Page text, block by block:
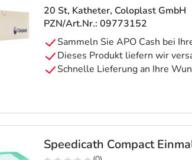
20 St, Katheter, Coloplast GmbH
PZN/Art.Nr.: 09773152
Speedicath Compact